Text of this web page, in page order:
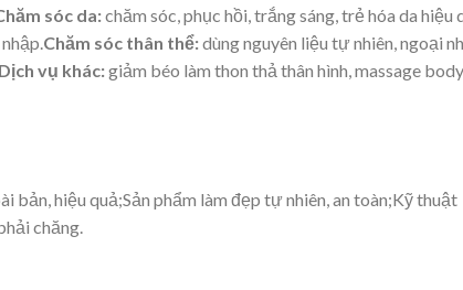
sóc da:chăm sóc, phục hồi, trắng sáng, trẻ hóa da hiệu
Chăm sóc thân thể:dùng nguyên liệu tự nhiên, ngoại
vụ khác:giảm béo làm thon thả thân hình, massage body
bản, hiệu quả;Sản phẩm làm đẹp tự nhiên, an toàn;Kỹ thuật
chăng.